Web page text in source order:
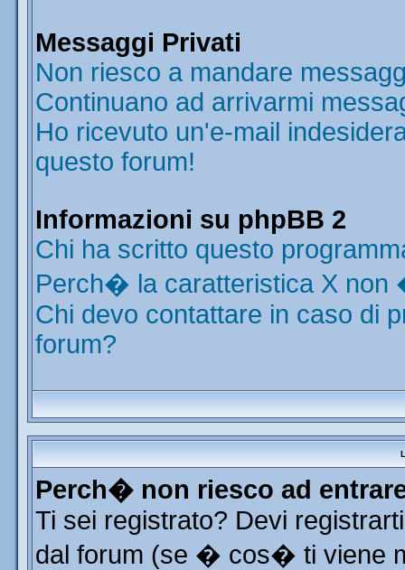
Messaggi Privati
Non riesco a mandare
Continuano ad arrivarmi
Ho ricevuto un'e-mail
questo forum!
Informazioni su phpBB 2
Chi ha scritto questo
Perch� la caratteristica X non
Chi devo contattare in caso di
forum?
Perch� non riesco ad
Ti sei registrato? Devi
dal forum (se � cos� ti viene